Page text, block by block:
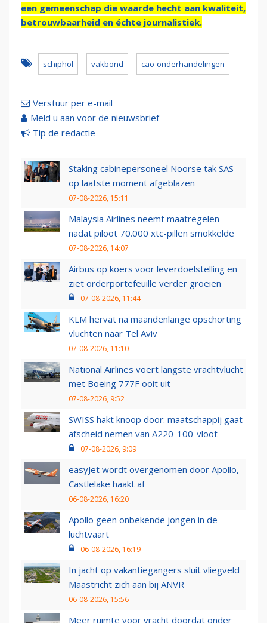
een gemeenschap die waarde hecht aan kwaliteit,
betrouwbaarheid en échte journalistiek.
schiphol vakbond cao-onderhandelingen
Verstuur per e-mail
Meld u aan voor de nieuwsbrief
Tip de redactie
Staking cabinepersoneel Noorse tak SAS
op laatste moment afgeblazen
07-08-2026, 15:11
Malaysia Airlines neemt maatregelen
nadat piloot 70.000 xtc-pillen smokkelde
07-08-2026, 14:07
Airbus op koers voor leverdoelstelling en
ziet orderportefeuille verder groeien
07-08-2026, 11:44
KLM hervat na maandenlange opschorting
vluchten naar Tel Aviv
07-08-2026, 11:10
National Airlines voert langste vrachtvlucht
met Boeing 777F ooit uit
07-08-2026, 9:52
SWISS hakt knoop door: maatschappij gaat
afscheid nemen van A220-100-vloot
07-08-2026, 9:09
easyJet wordt overgenomen door Apollo,
Castlelake haakt af
06-08-2026, 16:20
Apollo geen onbekende jongen in de
luchtvaart
06-08-2026, 16:19
In jacht op vakantiegangers sluit vliegveld
Maastricht zich aan bij ANVR
06-08-2026, 15:56
Meer ruimte voor vracht doordat onder